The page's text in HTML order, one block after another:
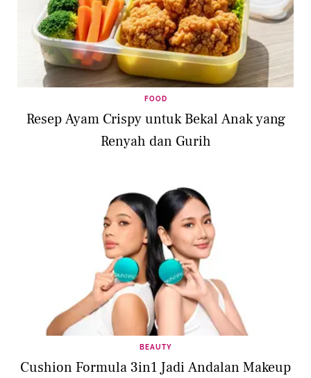
FOOD
Resep Ayam Crispy untuk Bekal Anak yang
Renyah dan Gurih
BEAUTY
Cushion Formula 3in1 Jadi Andalan Makeup